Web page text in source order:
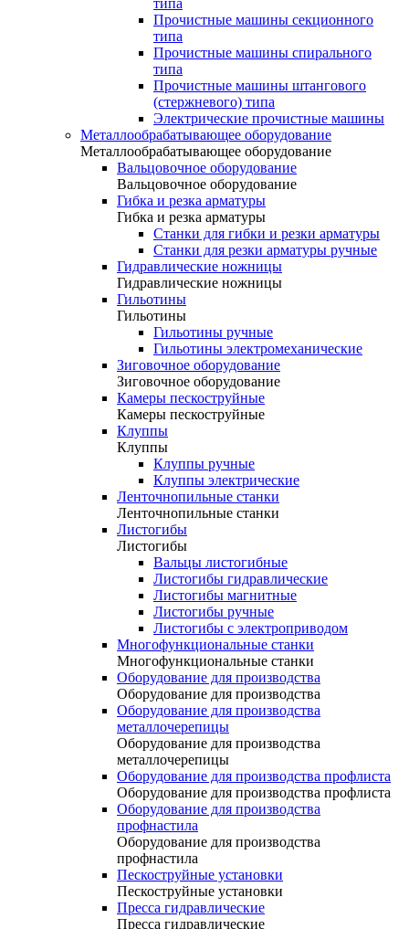
типа
Прочистные машины секционного
типа
Прочистные машины спирального
типа
Прочистные машины штангового
(стержневого) типа
Электрические прочистные машины
Металлообрабатывающее оборудование
Металлообрабатывающее оборудование
Вальцовочное оборудование
Вальцовочное оборудование
Гибка и резка арматуры
Гибка и резка арматуры
Станки для гибки и резки арматуры
Станки для резки арматуры ручные
Гидравлические ножницы
Гидравлические ножницы
Гильотины
Гильотины
Гильотины ручные
Гильотины электромеханические
Зиговочное оборудование
Зиговочное оборудование
Камеры пескоструйные
Камеры пескоструйные
Клуппы
Клуппы
Клуппы ручные
Клуппы электрические
Ленточнопильные станки
Ленточнопильные станки
Листогибы
Листогибы
Вальцы листогибные
Листогибы гидравлические
Листогибы магнитные
Листогибы ручные
Листогибы с электроприводом
Многофункциональные станки
Многофункциональные станки
Оборудование для производства
Оборудование для производства
Оборудование для производства
металлочерепицы
Оборудование для производства
металлочерепицы
Оборудование для производства профлиста
Оборудование для производства профлиста
Оборудование для производства
профнастила
Оборудование для производства
профнастила
Пескоструйные установки
Пескоструйные установки
Пресса гидравлические
Пресса гидравлические